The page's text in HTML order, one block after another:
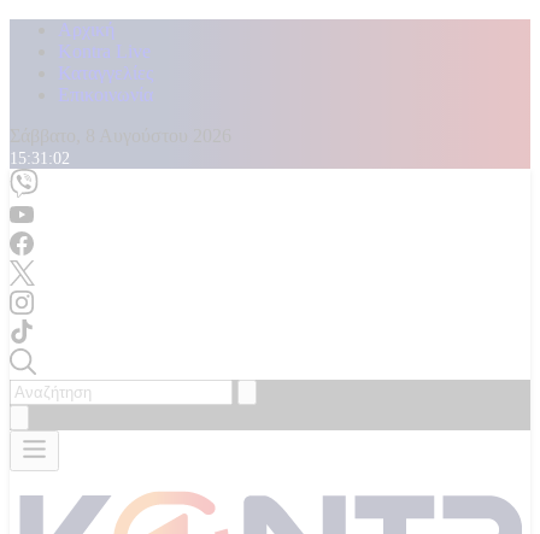
Αρχική
Kontra Live
Καταγγελίες
Επικοινωνία
15:31:04